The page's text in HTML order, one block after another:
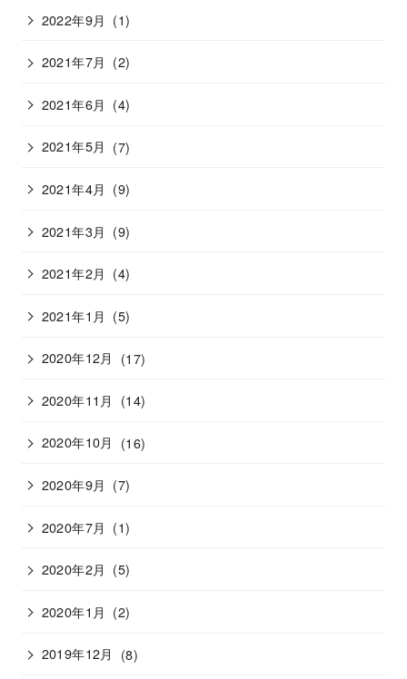
2022年9月 (1)
2021年7月 (2)
2021年6月 (4)
2021年5月 (7)
2021年4月 (9)
2021年3月 (9)
2021年2月 (4)
2021年1月 (5)
2020年12月 (17)
2020年11月 (14)
2020年10月 (16)
2020年9月 (7)
2020年7月 (1)
2020年2月 (5)
2020年1月 (2)
2019年12月 (8)